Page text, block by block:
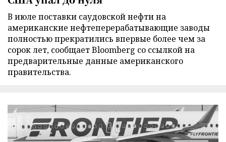
В июле поставки саудовской нефти на
американские нефтеперерабатывающие заводы
полностью прекратились впервые более чем за
сорок лет, сообщает Bloomberg со ссылкой на
предварительные данные американского
правительства.